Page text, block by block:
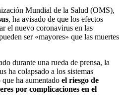
Mundial de la Salud (OMS),
, ha avisado de que los efectos
el nuevo coronavirus en las
ser «mayores» que las muertes
durante una rueda de prensa, la
ha colapsado a los sistemas
ha aumentado el riesgo de
por complicaciones en el